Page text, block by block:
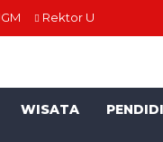
Rektor UGM Buka
WISATA